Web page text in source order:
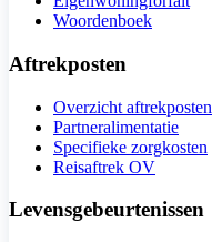
Woordenboek
Aftrekposten
Overzicht aftrekposten
Partneralimentatie
Specifieke zorgkosten
Reisaftrek OV
Levensgebeurtenissen